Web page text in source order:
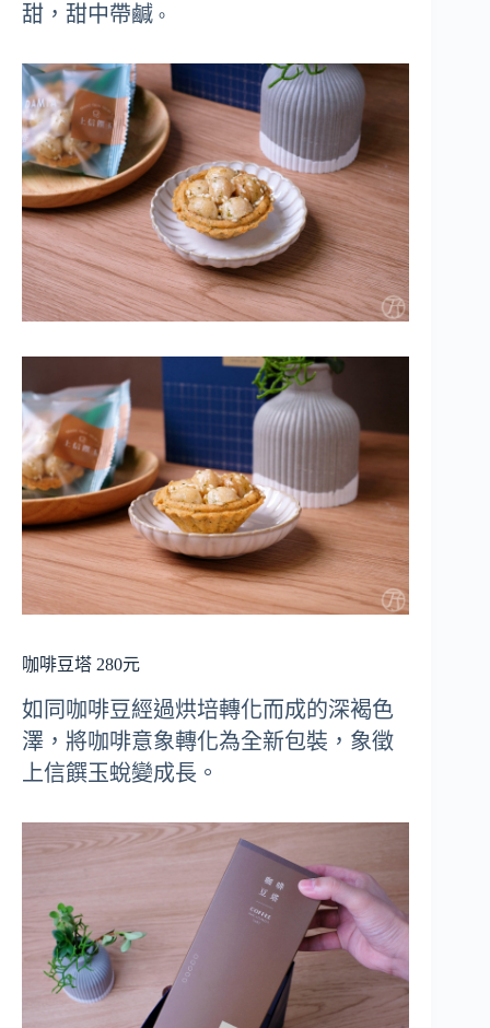
甜，甜中帶鹹 。
咖啡豆塔 280元
如同咖啡豆經過烘培轉化而成的深褐色
澤，將咖啡意象轉化為全新包裝，象徵
上信饌玉蛻變成長。